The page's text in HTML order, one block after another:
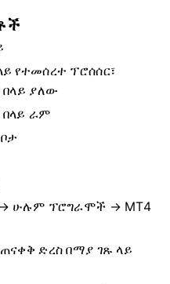
የተመሰረተ ፕሮሰሰር፣
በላይ ያለው
ራም
→ ሁሉም ፕሮግራሞች → MT4
ድረስ በማያ ገጹ ላይ